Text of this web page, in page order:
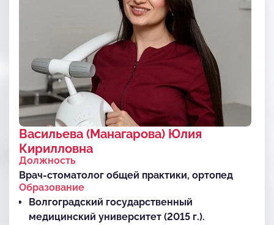
Васильева (Манагарова) Юлия
Кирилловна
Должность
Врач-стоматолог общей практики, ортопед
Образование
Волгоградский государственный
медицинский университет (2015 г.).